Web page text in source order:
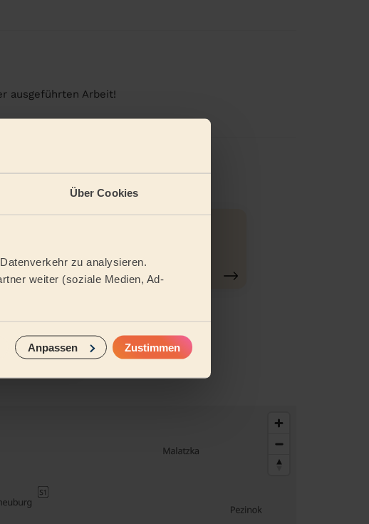
Über Cookies
zu analysieren.
weiter (soziale Medien, Ad-
Anpassen Zustimmen
ausgeführten Arbeit!
gründlich